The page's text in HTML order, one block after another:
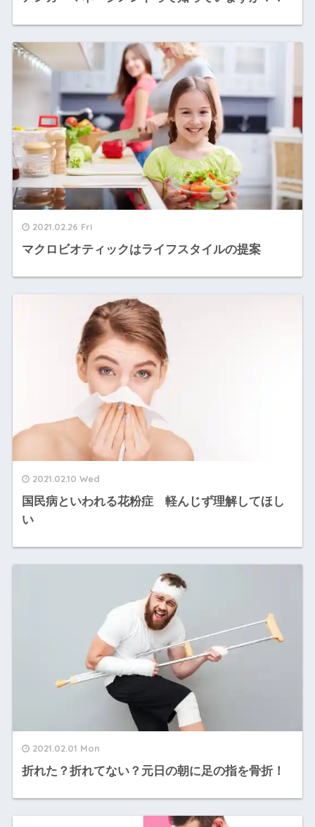
2021.02.26 Fri
マクロビオティックはライフスタイルの提案
2021.02.10 Wed
国民病といわれる花粉症 軽んじず理解してほし
い
2021.02.01 Mon
折れた？折れてない？元日の朝に足の指を骨折！